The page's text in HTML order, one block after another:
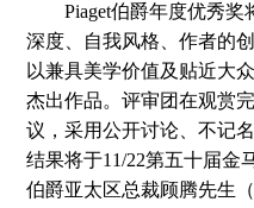
Piaget伯爵年度优秀奖
深度、自我风格、作者的
以兼具美学价值及贴近大
杰出作品。评审团在观赏
议，采用公开讨论、不记
结果将于11/22第五十届金
伯爵亚太区总裁顾腾先生